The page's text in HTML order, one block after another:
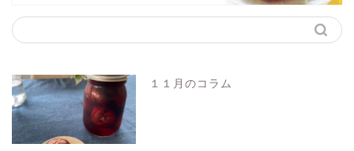
１１月のコラム